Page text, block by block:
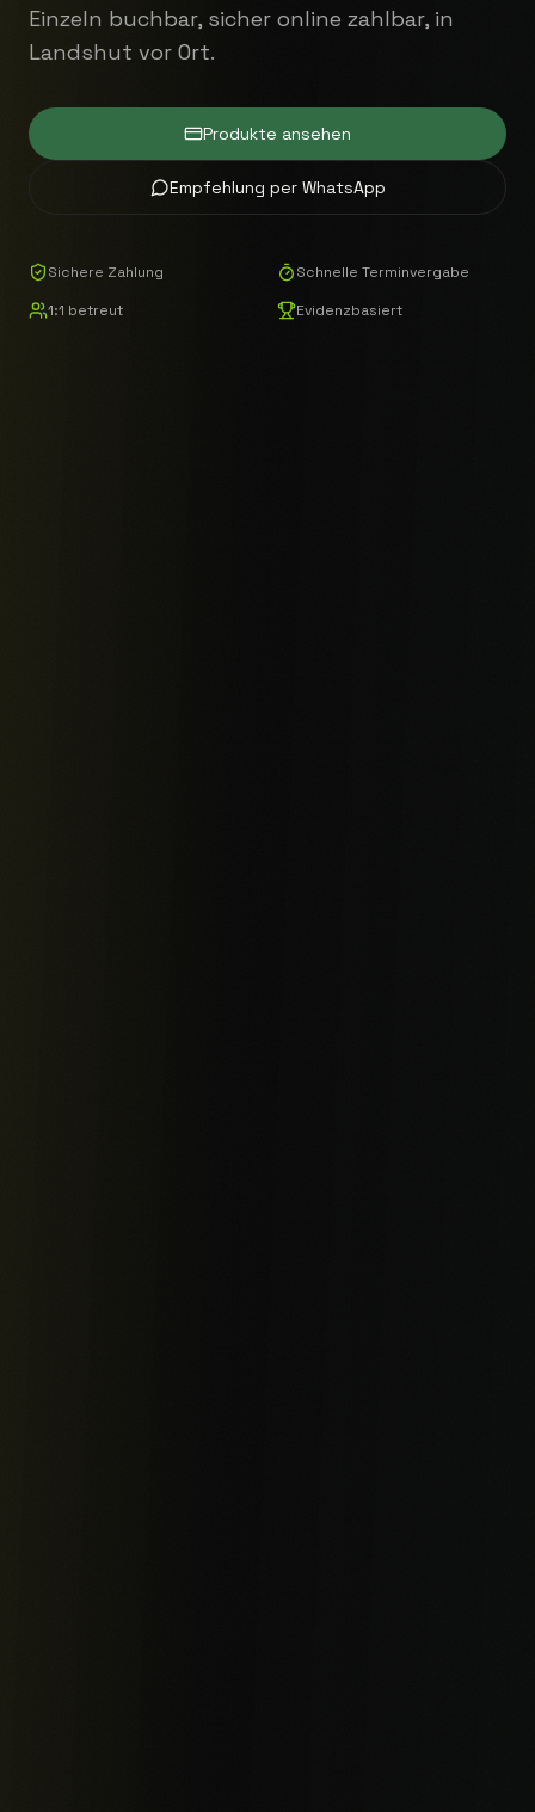
Einzeln buchbar, sicher online zahlbar, in
Landshut vor Ort.
Produkte ansehen
Empfehlung per WhatsApp
Sichere Zahlung
Schnelle Terminvergabe
1:1 betreut
Evidenzbasiert